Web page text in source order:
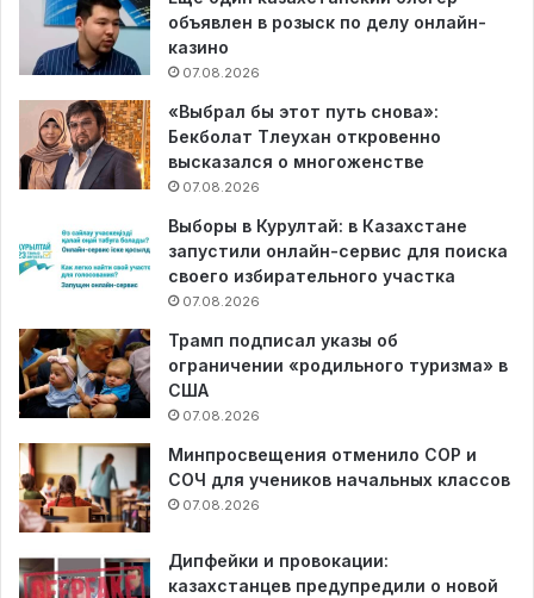
объявлен в розыск по делу онлайн-
казино
07.08.2026
«Выбрал бы этот путь снова»:
Бекболат Тлеухан откровенно
высказался о многоженстве
07.08.2026
Выборы в Курултай: в Казахстане
запустили онлайн-сервис для поиска
своего избирательного участка
07.08.2026
Трамп подписал указы об
ограничении «родильного туризма» в
США
07.08.2026
Минпросвещения отменило СОР и
СОЧ для учеников начальных классов
07.08.2026
Дипфейки и провокации:
казахстанцев предупредили о новой